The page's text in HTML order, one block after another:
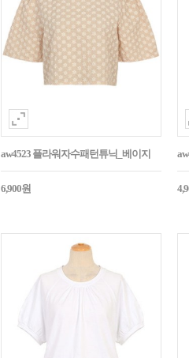
aw4523 플라워자수패턴튜닉_베이지
6,900원